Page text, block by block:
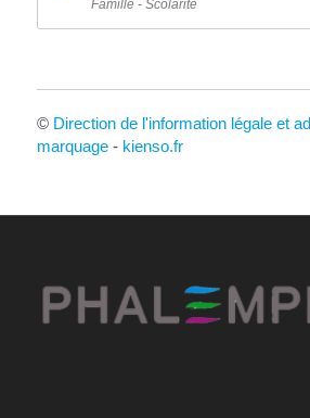
Famille - Scolarité
© Direction de l'information légale et
marquage- kienso.fr